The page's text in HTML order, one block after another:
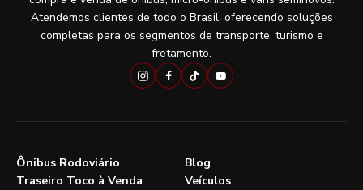
Atendemos clientes de todo o Brasil, oferecendo soluções
completas para os segmentos de transporte, turismo e
fretamento.
Ônibus Rodoviário
Traseiro Toco à Venda
Blog
Veículos